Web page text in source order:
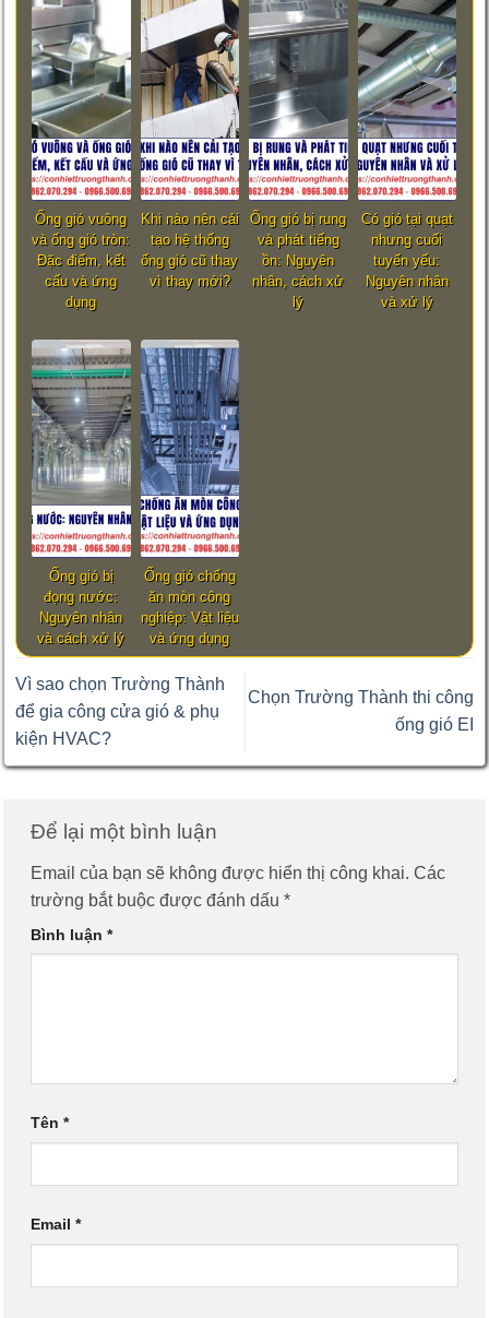
Ống gió vuông
và ống gió tròn:
Đặc điểm, kết
cấu và ứng
dụng
Khi nào nên cải
tạo hệ thống
ống gió cũ thay
vì thay mới?
Ống gió bị rung
và phát tiếng
ồn: Nguyên
nhân, cách xử
lý
Có gió tại quạt
nhưng cuối
tuyến yếu:
Nguyên nhân
và xử lý
Ống gió bị
đọng nước:
Nguyên nhân
và cách xử lý
Ống gió chống
ăn mòn công
nghiệp: Vật liệu
và ứng dụng
Vì sao chọn Trường Thành
để gia công cửa gió & phụ
kiện HVAC?
Chọn Trường Thành thi công
ống gió EI
Để lại một bình luận
Email của bạn sẽ không được hiển thị công khai. Các
trường bắt buộc được đánh dấu *
Bình luận *
Tên *
Email *